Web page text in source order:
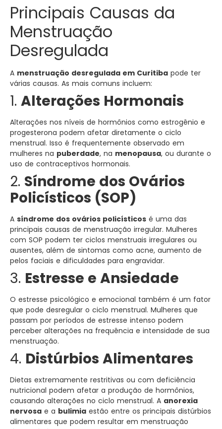
Principais Causas da
Menstruação
Desregulada
A menstruação desregulada em Curitiba pode ter
várias causas. As mais comuns incluem:
1. Alterações Hormonais
Alterações nos níveis de hormônios como estrogênio e
progesterona podem afetar diretamente o ciclo
menstrual. Isso é frequentemente observado em
mulheres na puberdade, na menopausa, ou durante o
uso de contraceptivos hormonais.
2. Síndrome dos Ovários
Policísticos (SOP)
A síndrome dos ovários policísticos é uma das
principais causas de menstruação irregular. Mulheres
com SOP podem ter ciclos menstruais irregulares ou
ausentes, além de sintomas como acne, aumento de
pelos faciais e dificuldades para engravidar.
3. Estresse e Ansiedade
O estresse psicológico e emocional também é um fator
que pode desregular o ciclo menstrual. Mulheres que
passam por períodos de estresse intenso podem
perceber alterações na frequência e intensidade de sua
menstruação.
4. Distúrbios Alimentares
Dietas extremamente restritivas ou com deficiência
nutricional podem afetar a produção de hormônios,
causando alterações no ciclo menstrual. A anorexia
nervosa e a bulimia estão entre os principais distúrbios
alimentares que podem resultar em menstruação